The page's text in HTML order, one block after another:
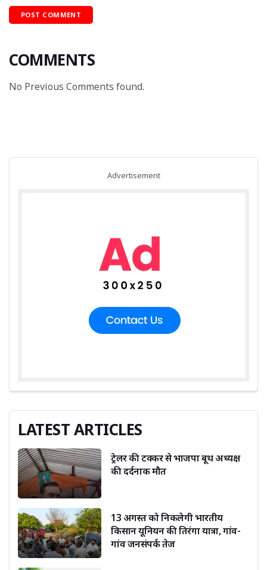
COMMENTS
No Previous Comments found.
Advertisement
LATEST ARTICLES
ट्रेलर की टक्कर से भाजपा बूथ अध्यक्ष
की दर्दनाक मौत
13 अगस्त को निकलेगी भारतीय
किसान यूनियन की तिरंगा यात्रा, गांव-
गांव जनसंपर्क तेज